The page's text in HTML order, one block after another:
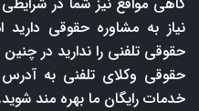
نیاز به مشاوره حقوقی
حقوقی تلفنی را ندارید در
حقوقی وکلای تلفنی به آدرس
خدمات رایگان ما بهره مند شوید.